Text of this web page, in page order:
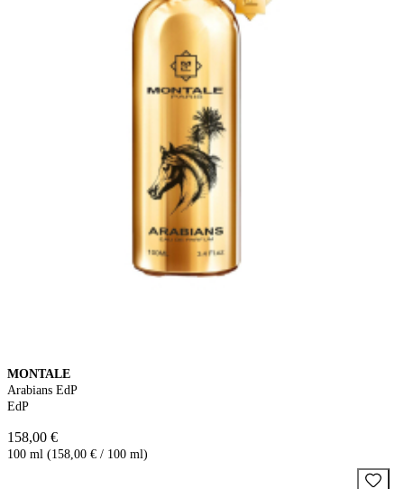
MONTALE
Arabians EdP
EdP
158,00 €
100 ml (158,00 € / 100 ml)